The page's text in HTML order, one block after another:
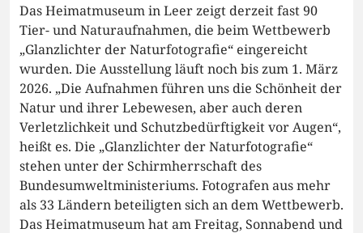
Das Heimatmuseum in Leer zeigt derzeit fast 90
Tier- und Naturaufnahmen, die beim Wettbewerb
„Glanzlichter der Naturfotografie“ eingereicht
wurden. Die Ausstellung läuft noch bis zum 1. März
2026. „Die Aufnahmen führen uns die Schönheit der
Natur und ihrer Lebewesen, aber auch deren
Verletzlichkeit und Schutzbedürftigkeit vor Augen“,
heißt es. Die „Glanzlichter der Naturfotografie“
stehen unter der Schirmherrschaft des
Bundesumweltministeriums. Fotografen aus mehr
als 33 Ländern beteiligten sich an dem Wettbewerb.
Das Heimatmuseum hat am Freitag, Sonnabend und